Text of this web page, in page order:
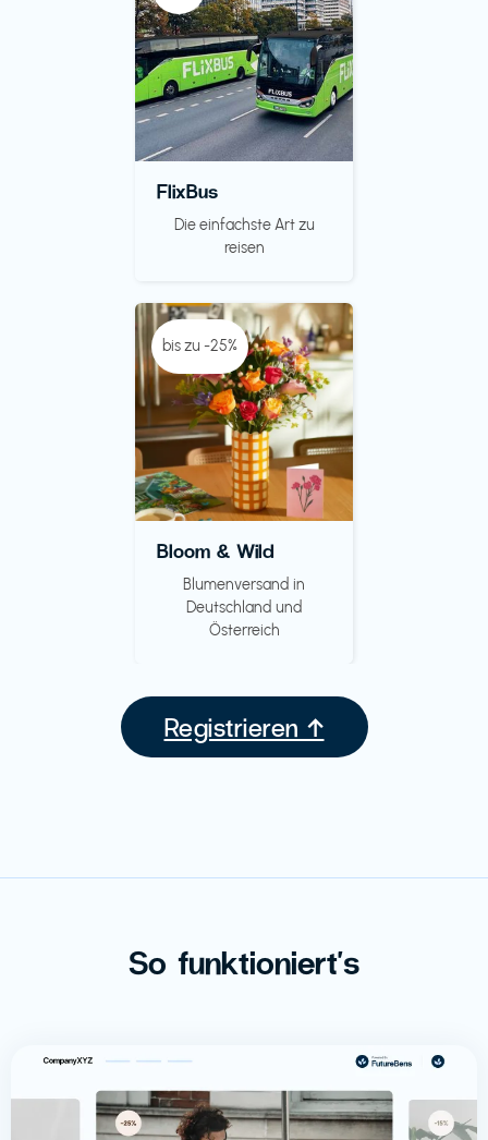
FlixBus
Die einfachste Art zu
reisen
bis zu -25%
Bloom & Wild
Blumenversand in
Deutschland und
Österreich
Registrieren ↑
So funktioniert's